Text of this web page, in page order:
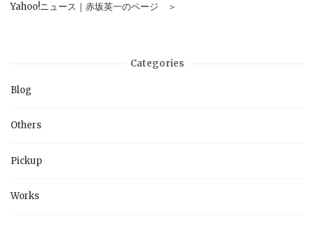
Yahoo!ニュース｜赤坂英一のページ ＞
Categories
Blog
Others
Pickup
Works